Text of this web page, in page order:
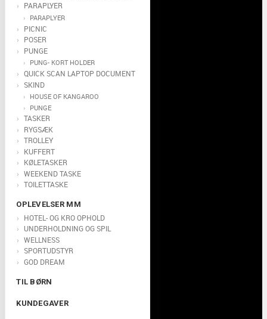
PARAPLYER
PARAPLYER
PICNIC
POSER
PUNGE
PUNG- KORT HOLDER
QUICK SCAN LAPTOP DOCUMENT
SKIND
HOUSE OF KANGAROO
PUNGE
TASKER
RYGSÆK
TROLLEY
KUFFERT
KØLETASKER
WEEKEND TASKE
TOILETTASKE
OPLEVELSER MM
HOTEL- OG KRO OPHOLD
UNDERHOLDNING OG SPIL
WELLNESS
SPORTUDSTYR
GOD DREAM
TIL BØRN
KUNDEGAVER